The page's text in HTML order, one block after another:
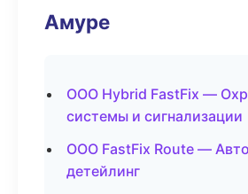
Амуре
ООО Hybrid FastFix —
системы и сигнализации
ООО FastFix Route —
детейлинг